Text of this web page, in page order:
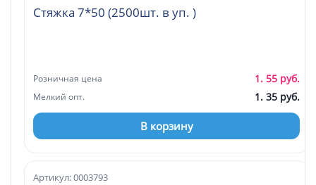
Стяжка 7*50 (2500шт. в уп. )
Розничная цена 1. 55 руб.
Мелкий опт. 1. 35 руб.
В корзину
Артикул: 0003793